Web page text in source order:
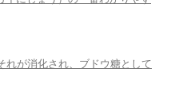
れが消化され、ブドウ糖として